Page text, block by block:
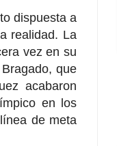
dispuesta a
realidad. La
vez en su
que
acabaron
en los
de meta